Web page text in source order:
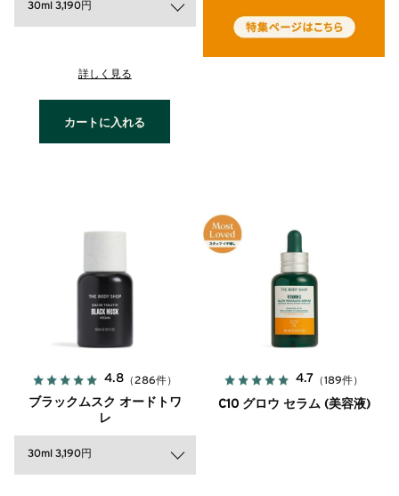
30ml 3,190円
詳しく見る
カートに入れる
4.8（286件）
ブラックムスク オードトワ
レ
30ml 3,190円
4.7 （189件）
C10 グロウ セラム (美容液)